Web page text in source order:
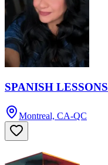
SPANISH LESSONS
Montreal, CA-QC